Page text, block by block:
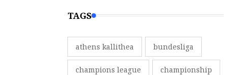
TAGS
athens kallithea bundesliga
champions league championship